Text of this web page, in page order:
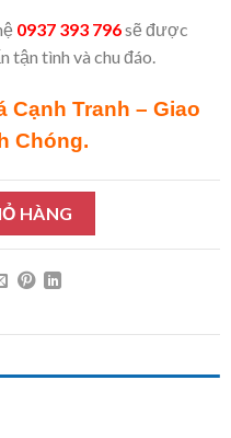
0937 393 796sẽ được
tận tình và chu đáo.
Cạnh Tranh – Giao
Chóng.
số lượng
HÀNG